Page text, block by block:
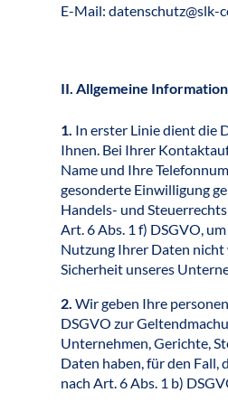
E-Mail: datenschutz@slk-
II. Allgemeine
1. In erster Linie dient die
Ihnen. Bei Ihrer
Name und Ihre
gesonderte Einwilligung
Handels- und
Art. 6 Abs. 1 f) DSGVO,
Nutzung Ihrer Daten nicht
Sicherheit unseres
2. Wir geben Ihre
DSGVO zur
Unternehmen, Gerichte,
Daten haben, für den Fall,
nach Art. 6 Abs. 1 b)